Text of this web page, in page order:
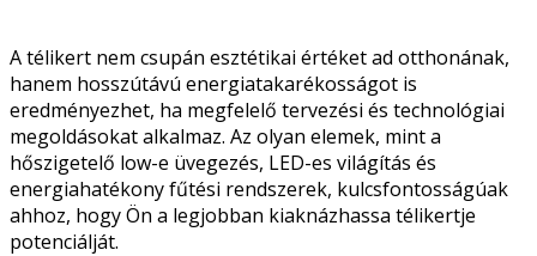
A télikert nem csupán esztétikai értéket ad otthonának,
hanem hosszútávú energiatakarékosságot is
eredményezhet, ha megfelelő tervezési és technológiai
megoldásokat alkalmaz. Az olyan elemek, mint a
hőszigetelő low-e üvegezés, LED-es világítás és
energiahatékony fűtési rendszerek, kulcsfontosságúak
ahhoz, hogy Ön a legjobban kiaknázhassa télikertje
potenciálját.